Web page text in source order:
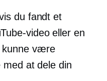
du fandt et
video eller en
kunne være
at dele din